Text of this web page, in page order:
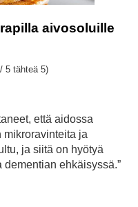
aivosoluille
/ 5 tähteä 5)
että aidossa
mikroravinteita ja
ja siitä on hyötyä
ehkäisyssä.”